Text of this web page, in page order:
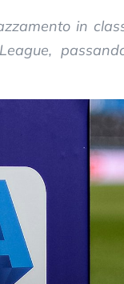
in